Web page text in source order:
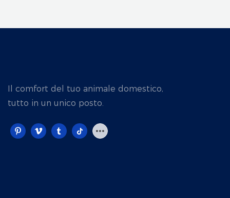
Il comfort del tuo animale domestico,
tutto in un unico posto.